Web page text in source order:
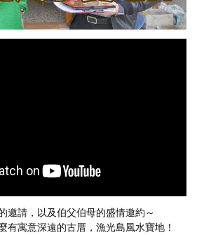
邀請，以及伯父伯母的盛情邀約～
有寓意深遠的古厝，漁光島風水寶地！